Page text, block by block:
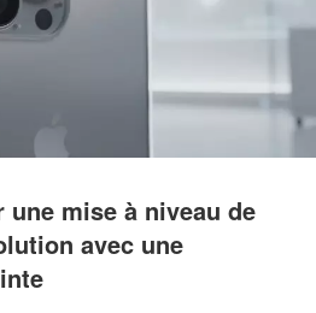
mise à niveau de
avec une